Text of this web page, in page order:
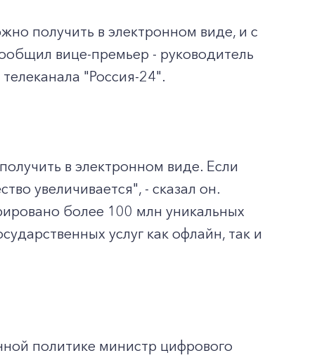
получить в электронном виде, и с
вице-премьер - руководитель
"Россия-24".
в электронном виде. Если
увеличивается", - сказал он.
более 100 млн уникальных
услуг как офлайн, так и
политике министр цифрового